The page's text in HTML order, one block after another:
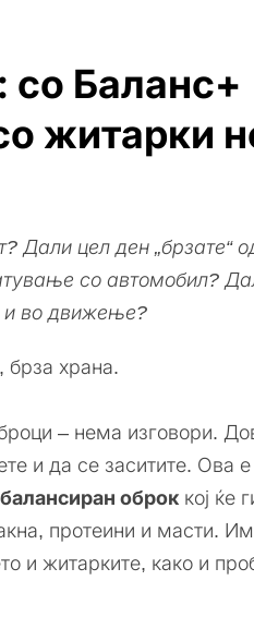
со Баланс+
житарки
Дали цел ден „брзате“
со автомобил?
и во движење?
брза храна.
– нема изговори.
и да се заситите. Ова
оброк кој ќе
протеини и масти.
и житарките, како и